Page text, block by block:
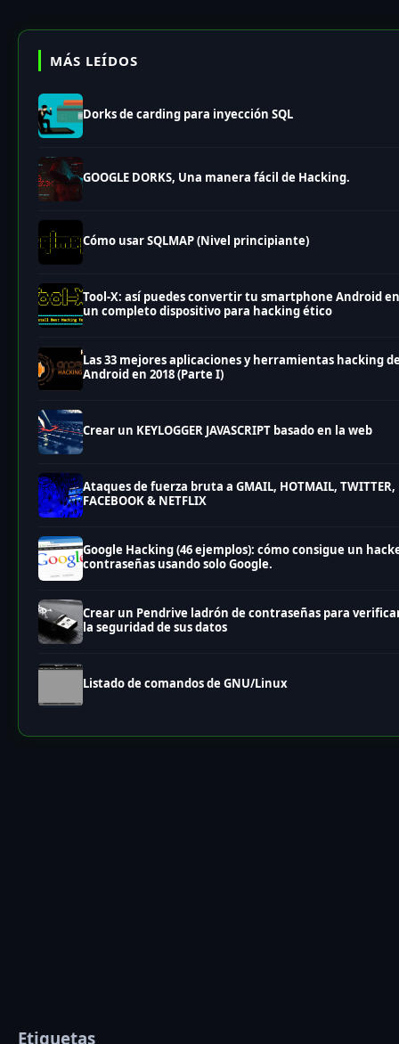
MÁS LEÍDOS
Dorks de carding para inyección SQL
GOOGLE DORKS, Una manera fácil de Hacking.
Cómo usar SQLMAP (Nivel principiante)
Tool-X: así puedes convertir tu smartphone Android en
un completo dispositivo para hacking ético
Las 33 mejores aplicaciones y herramientas hacking
Android en 2018 (Parte I)
Crear un KEYLOGGER JAVASCRIPT basado en la web
Ataques de fuerza bruta a GMAIL, HOTMAIL, TWITTER,
FACEBOOK & NETFLIX
Google Hacking (46 ejemplos): cómo consigue un
contraseñas usando solo Google.
Crear un Pendrive ladrón de contraseñas para
la seguridad de sus datos
Listado de comandos de GNU/Linux
Etiquetas